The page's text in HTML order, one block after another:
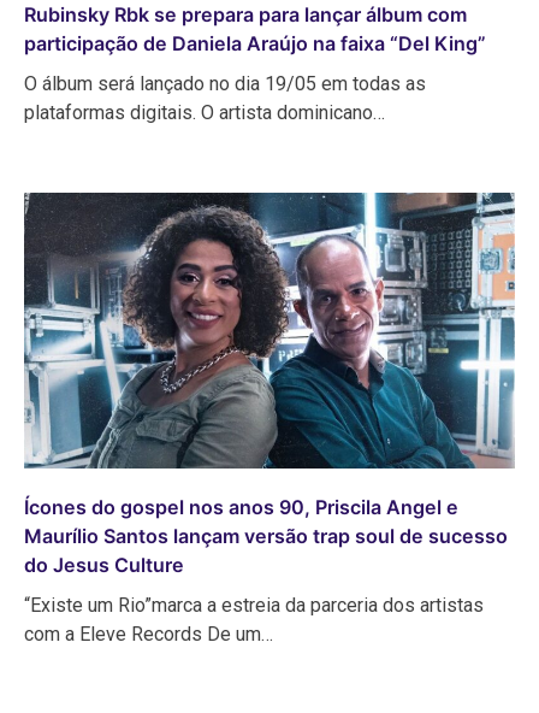
Rubinsky Rbk se prepara para lançar álbum com
participação de Daniela Araújo na faixa “Del King”
O álbum será lançado no dia 19/05 em todas as
plataformas digitais. O artista dominicano…
Ícones do gospel nos anos 90, Priscila Angel e
Maurílio Santos lançam versão trap soul de sucesso
do Jesus Culture
“Existe um Rio”marca a estreia da parceria dos artistas
com a Eleve Records De um…